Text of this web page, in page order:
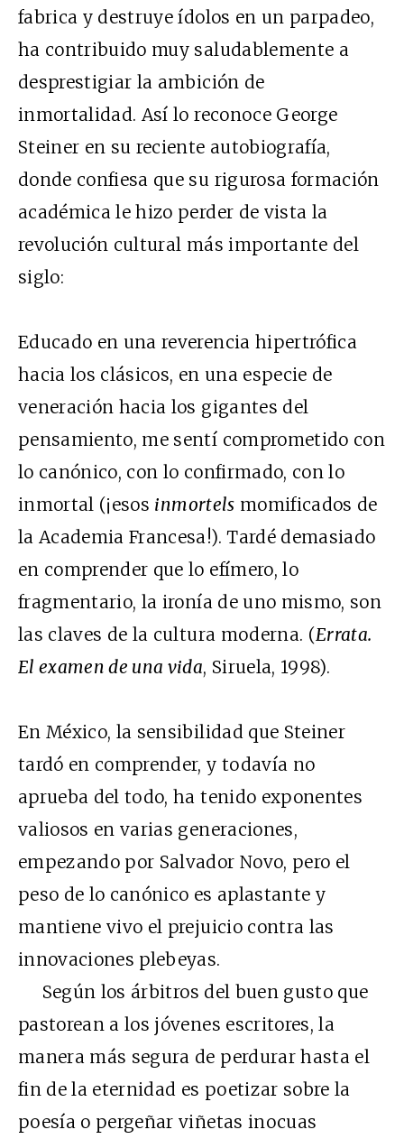
fabrica y destruye ídolos en un parpadeo,
ha contribuido muy saludablemente a
desprestigiar la ambición de
inmortalidad. Así lo reconoce George
Steiner en su reciente autobiografía,
donde confiesa que su rigurosa formación
académica le hizo perder de vista la
revolución cultural más importante del
siglo:
Educado en una reverencia hipertrófica
hacia los clásicos, en una especie de
veneración hacia los gigantes del
pensamiento, me sentí comprometido con
lo canónico, con lo confirmado, con lo
inmortal (¡esos inmortels momificados de
la Academia Francesa!). Tardé demasiado
en comprender que lo efímero, lo
fragmentario, la ironía de uno mismo, son
las claves de la cultura moderna. (Errata.
El examen de una vida, Siruela, 1998).
En México, la sensibilidad que Steiner
tardó en comprender, y todavía no
aprueba del todo, ha tenido exponentes
valiosos en varias generaciones,
empezando por Salvador Novo, pero el
peso de lo canónico es aplastante y
mantiene vivo el prejuicio contra las
innovaciones plebeyas.
Según los árbitros del buen gusto que
pastorean a los jóvenes escritores, la
manera más segura de perdurar hasta el
fin de la eternidad es poetizar sobre la
poesía o pergeñar viñetas inocuas